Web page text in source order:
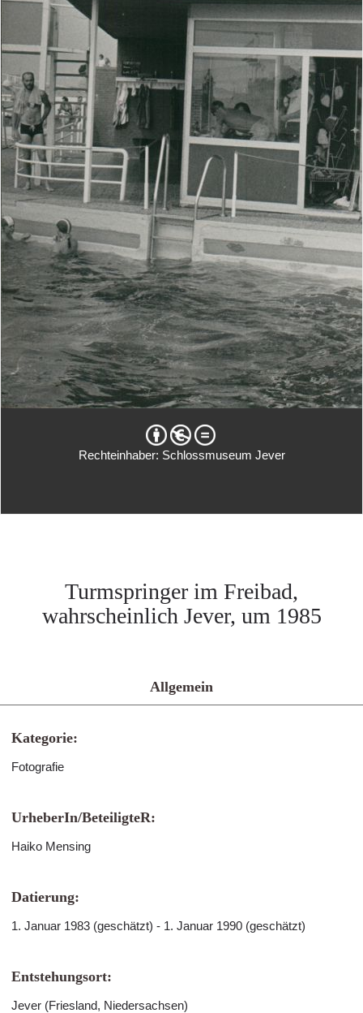
Rechteinhaber: Schlossmuseum Jever
Turmspringer im Freibad,
wahrscheinlich Jever, um 1985
Allgemein
Kategorie:
Fotografie
UrheberIn/BeteiligteR:
Haiko Mensing
Datierung:
1. Januar 1983 (geschätzt) - 1. Januar 1990 (geschätzt)
Entstehungsort:
Jever (Friesland, Niedersachsen)